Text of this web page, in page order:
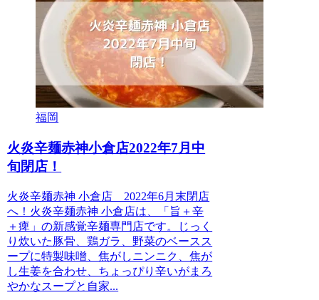
福岡
火炎辛麺赤神小倉店2022年7月中
旬閉店！
火炎辛麺赤神 小倉店 2022年6月末閉店
へ！火炎辛麺赤神 小倉店は、「旨＋辛
＋痺」の新感覚辛麺専門店です。じっく
り炊いた豚骨、鶏ガラ、野菜のベースス
ープに特製味噌、焦がしニンニク、焦が
し生姜を合わせ、ちょっぴり辛いがまろ
やかなスープと自家...